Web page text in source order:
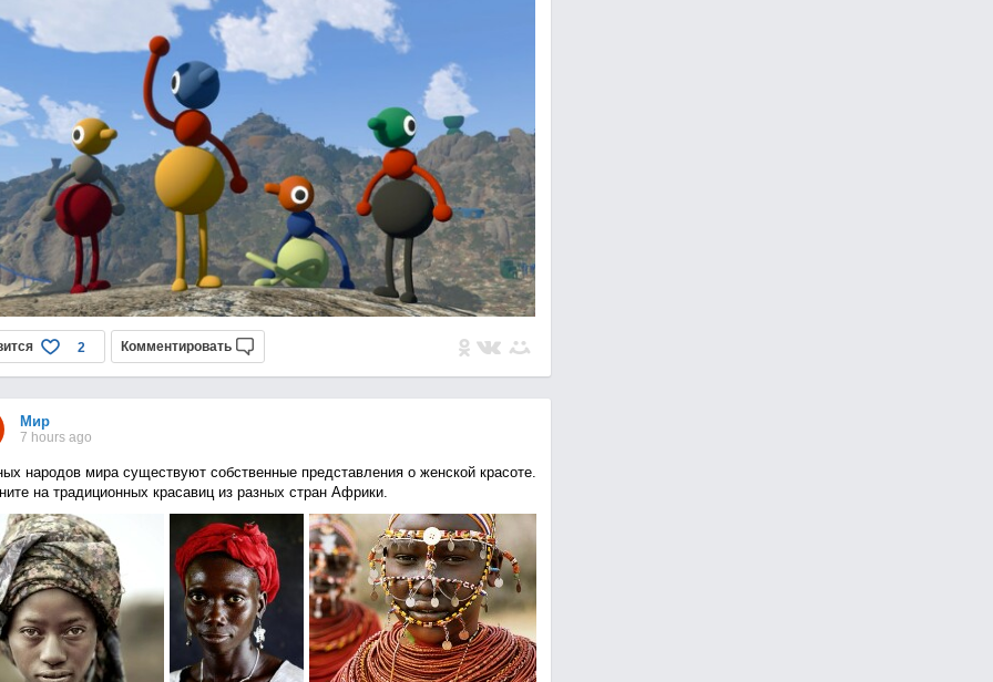
2 Комментировать
Мир
7 hours ago
народов мира существуют собственные представления о женской красоте.
на традиционных красавиц из разных стран Африки.